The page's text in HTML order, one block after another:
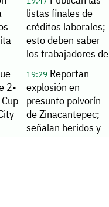
listas finales de
créditos laborales;
esto deben saber
los trabajadores de
AHMSA
2-
19:29Reportan
explosión en
presunto polvorín
de Zinacantepec;
señalan heridos y
un fallecido